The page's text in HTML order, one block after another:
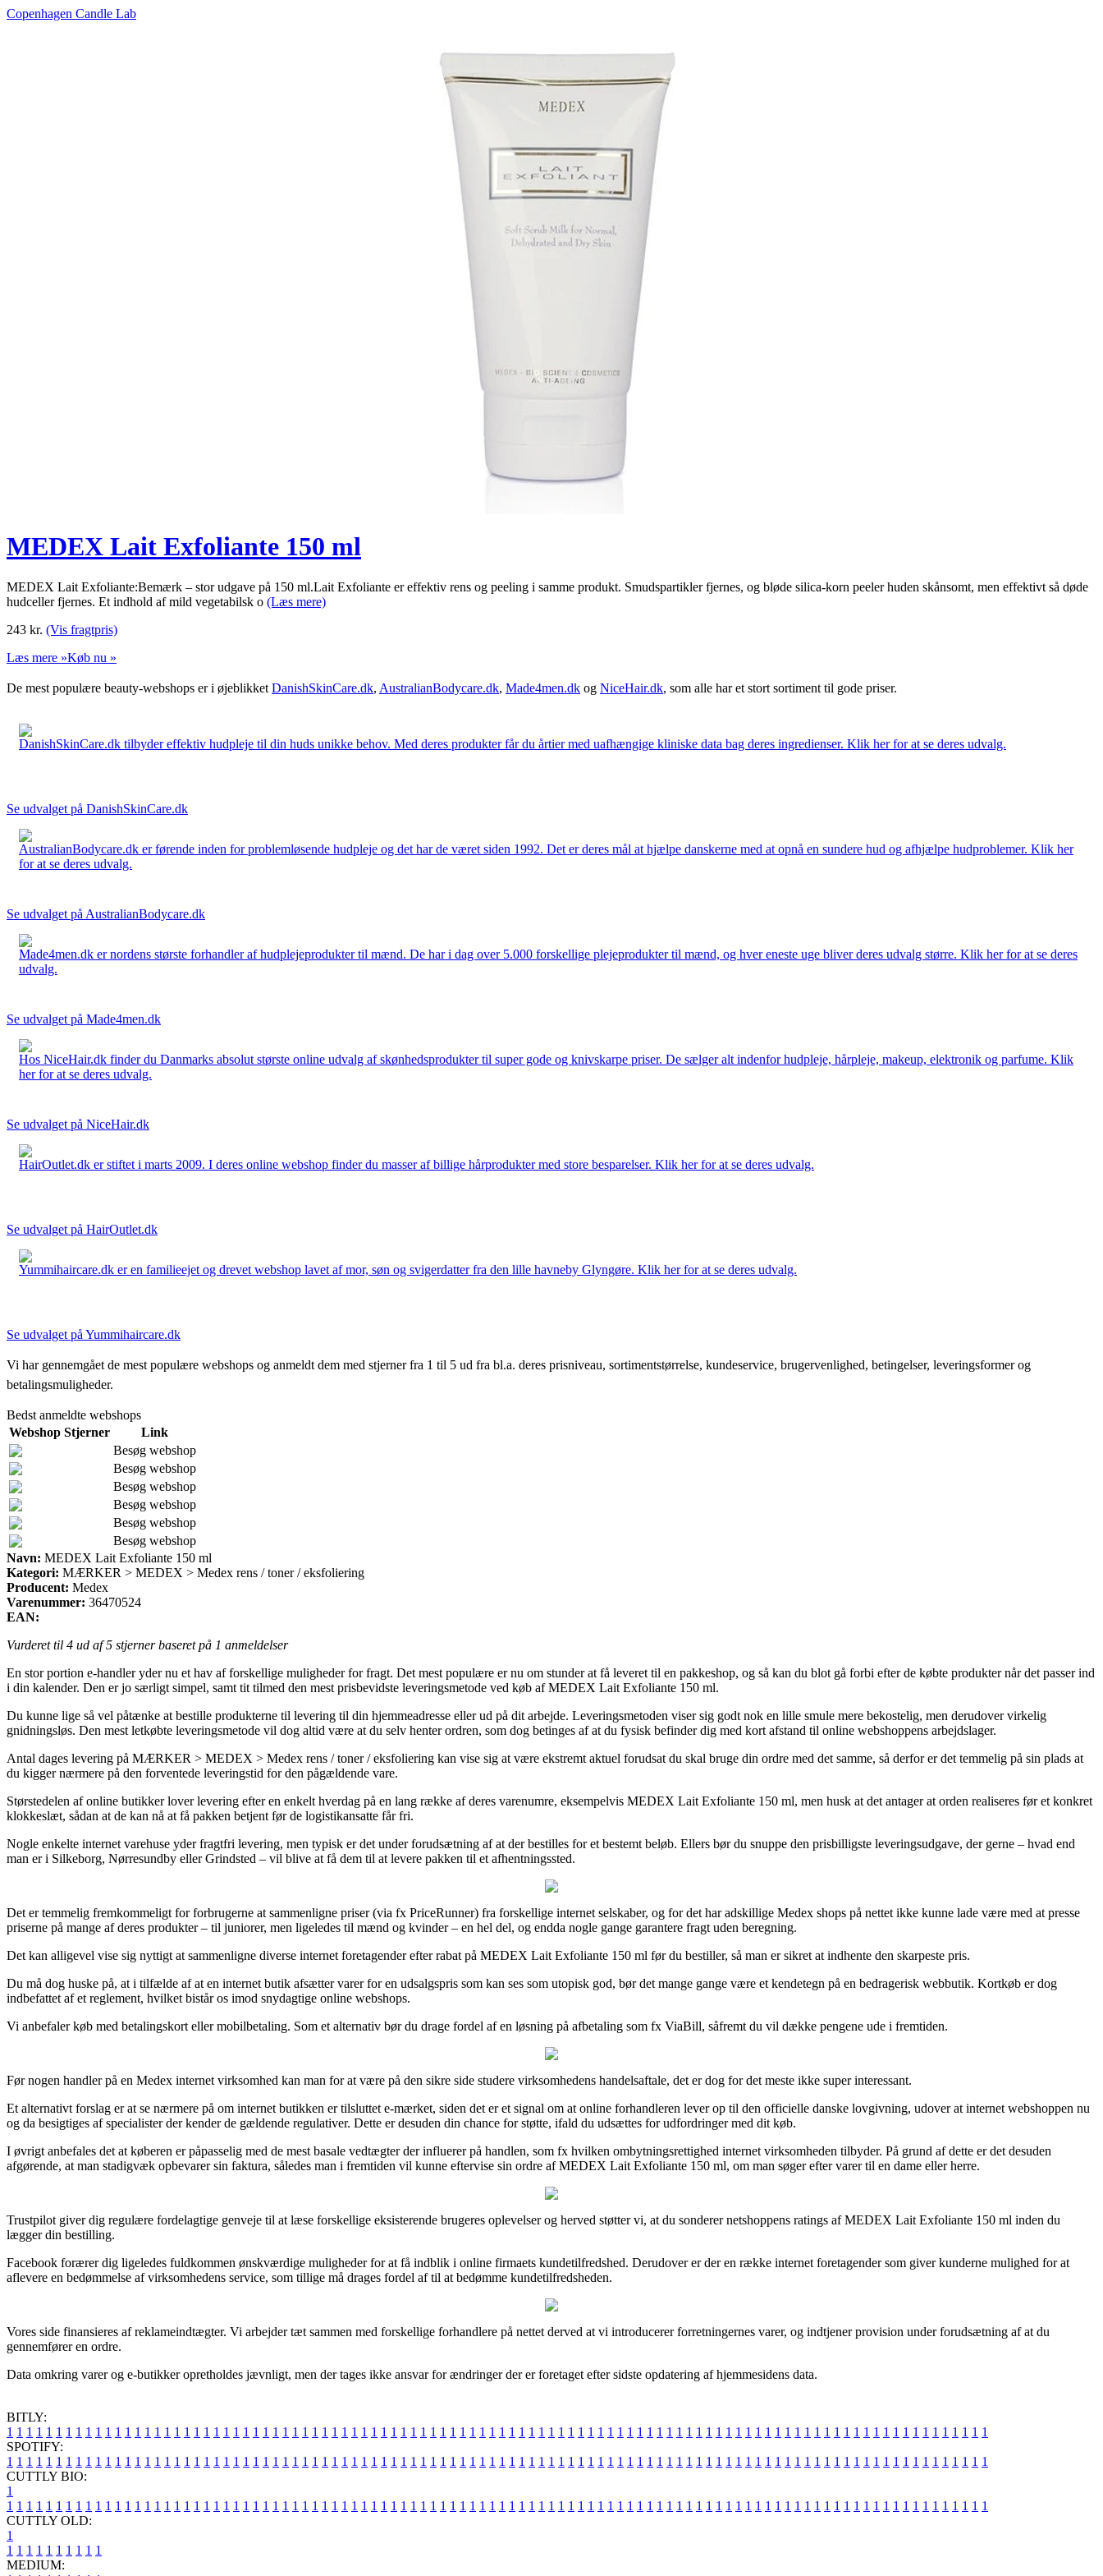
Copenhagen Candle Lab
MEDEX Lait Exfoliante 150 ml
MEDEX Lait Exfoliante:Bemærk – stor udgave på 150 ml.Lait Exfoliante er effektiv rens og peeling i samme produkt. Smudspartikler fjernes, og bløde silica-korn peeler huden skånsomt, men effektivt så døde
hudceller fjernes. Et indhold af mild vegetabilsk o (Læs mere)
243 kr. (Vis fragtpris)
Læs mere »Køb nu »
De mest populære beauty-webshops er i øjeblikket DanishSkinCare.dk, AustralianBodycare.dk, Made4men.dk og NiceHair.dk, som alle har et stort sortiment til gode priser.
DanishSkinCare.dk tilbyder effektiv hudpleje til din huds unikke behov. Med deres produkter får du årtier med uafhængige kliniske data bag deres ingredienser. Klik her for at se deres udvalg.
Se udvalget på DanishSkinCare.dk
AustralianBodycare.dk er førende inden for problemløsende hudpleje og det har de været siden 1992. Det er deres mål at hjælpe danskerne med at opnå en sundere hud og afhjælpe hudproblemer. Klik her
for at se deres udvalg.
Se udvalget på AustralianBodycare.dk
Made4men.dk er nordens største forhandler af hudplejeprodukter til mænd. De har i dag over 5.000 forskellige plejeprodukter til mænd, og hver eneste uge bliver deres udvalg større. Klik her for at se deres
udvalg.
Se udvalget på Made4men.dk
Hos NiceHair.dk finder du Danmarks absolut største online udvalg af skønhedsprodukter til super gode og knivskarpe priser. De sælger alt indenfor hudpleje, hårpleje, makeup, elektronik og parfume. Klik
her for at se deres udvalg.
Se udvalget på NiceHair.dk
HairOutlet.dk er stiftet i marts 2009. I deres online webshop finder du masser af billige hårprodukter med store besparelser. Klik her for at se deres udvalg.
Se udvalget på HairOutlet.dk
Yummihaircare.dk er en familieejet og drevet webshop lavet af mor, søn og svigerdatter fra den lille havneby Glyngøre. Klik her for at se deres udvalg.
Se udvalget på Yummihaircare.dk
Vi har gennemgået de mest populære webshops og anmeldt dem med stjerner fra 1 til 5 ud fra bl.a. deres prisniveau, sortimentstørrelse, kundeservice, brugervenlighed, betingelser, leveringsformer og
betalingsmuligheder.
Bedst anmeldte webshops
Webshop Stjerner
Link
Besøg webshop
Besøg webshop
Besøg webshop
Besøg webshop
Besøg webshop
Besøg webshop
Navn: MEDEX Lait Exfoliante 150 ml
Kategori: MÆRKER > MEDEX > Medex rens / toner / eksfoliering
Producent: Medex
Varenummer: 36470524
EAN:
Vurderet til 4 ud af 5 stjerner baseret på 1 anmeldelser
En stor portion e-handler yder nu et hav af forskellige muligheder for fragt. Det mest populære er nu om stunder at få leveret til en pakkeshop, og så kan du blot gå forbi efter de købte produkter når det passer ind
i din kalender. Den er jo særligt simpel, samt tit tilmed den mest prisbevidste leveringsmetode ved køb af MEDEX Lait Exfoliante 150 ml.
Du kunne lige så vel påtænke at bestille produkterne til levering til din hjemmeadresse eller ud på dit arbejde. Leveringsmetoden viser sig godt nok en lille smule mere bekostelig, men derudover virkelig
gnidningsløs. Den mest letkøbte leveringsmetode vil dog altid være at du selv henter ordren, som dog betinges af at du fysisk befinder dig med kort afstand til online webshoppens arbejdslager.
Antal dages levering på MÆRKER > MEDEX > Medex rens / toner / eksfoliering kan vise sig at være ekstremt aktuel forudsat du skal bruge din ordre med det samme, så derfor er det temmelig på sin plads at
du kigger nærmere på den forventede leveringstid for den pågældende vare.
Størstedelen af online butikker lover levering efter en enkelt hverdag på en lang række af deres varenumre, eksempelvis MEDEX Lait Exfoliante 150 ml, men husk at det antager at orden realiseres før et konkret
klokkeslæt, sådan at de kan nå at få pakken betjent før de logistikansatte får fri.
Nogle enkelte internet varehuse yder fragtfri levering, men typisk er det under forudsætning af at der bestilles for et bestemt beløb. Ellers bør du snuppe den prisbilligste leveringsudgave, der gerne – hvad end
man er i Silkeborg, Nørresundby eller Grindsted – vil blive at få dem til at levere pakken til et afhentningssted.
Det er temmelig fremkommeligt for forbrugerne at sammenligne priser (via fx PriceRunner) fra forskellige internet selskaber, og for det har adskillige Medex shops på nettet ikke kunne lade være med at presse
priserne på mange af deres produkter – til juniorer, men ligeledes til mænd og kvinder – en hel del, og endda nogle gange garantere fragt uden beregning.
Det kan alligevel vise sig nyttigt at sammenligne diverse internet foretagender efter rabat på MEDEX Lait Exfoliante 150 ml før du bestiller, så man er sikret at indhente den skarpeste pris.
Du må dog huske på, at i tilfælde af at en internet butik afsætter varer for en udsalgspris som kan ses som utopisk god, bør det mange gange være et kendetegn på en bedragerisk webbutik. Kortkøb er dog
indbefattet af et reglement, hvilket bistår os imod snydagtige online webshops.
Vi anbefaler køb med betalingskort eller mobilbetaling. Som et alternativ bør du drage fordel af en løsning på afbetaling som fx ViaBill, såfremt du vil dække pengene ude i fremtiden.
Før nogen handler på en Medex internet virksomhed kan man for at være på den sikre side studere virksomhedens handelsaftale, det er dog for det meste ikke super interessant.
Et alternativt forslag er at se nærmere på om internet butikken er tilsluttet e-mærket, siden det er et signal om at online forhandleren lever op til den officielle danske lovgivning, udover at internet webshoppen nu
og da besigtiges af specialister der kender de gældende regulativer. Dette er desuden din chance for støtte, ifald du udsættes for udfordringer med dit køb.
I øvrigt anbefales det at køberen er påpasselig med de mest basale vedtægter der influerer på handlen, som fx hvilken ombytningsrettighed internet virksomheden tilbyder. På grund af dette er det desuden
afgørende, at man stadigvæk opbevarer sin faktura, således man i fremtiden vil kunne eftervise sin ordre af MEDEX Lait Exfoliante 150 ml, om man søger efter varer til en dame eller herre.
Trustpilot giver dig regulære fordelagtige genveje til at læse forskellige eksisterende brugeres oplevelser og herved støtter vi, at du sonderer netshoppens ratings af MEDEX Lait Exfoliante 150 ml inden du
lægger din bestilling.
Facebook forærer dig ligeledes fuldkommen ønskværdige muligheder for at få indblik i online firmaets kundetilfredshed. Derudover er der en række internet foretagender som giver kunderne mulighed for at
aflevere en bedømmelse af virksomhedens service, som tillige må drages fordel af til at bedømme kundetilfredsheden.
Vores side finansieres af reklameindtægter. Vi arbejder tæt sammen med forskellige forhandlere på nettet derved at vi introducerer forretningernes varer, og indtjener provision under forudsætning af at du
gennemfører en ordre.
Data omkring varer og e-butikker opretholdes jævnligt, men der tages ikke ansvar for ændringer der er foretaget efter sidste opdatering af hjemmesidens data.
BITLY:
1 1 1 1 1 1 1 1 1 1 1 1 1 1 1 1 1 1 1 1 1 1 1 1 1 1 1 1 1 1 1 1 1 1 1 1 1 1 1 1 1 1 1 1 1 1 1 1 1 1 1 1 1 1 1 1 1 1 1 1 1 1 1 1 1 1 1 1 1 1 1 1 1 1 1 1 1 1 1 1 1 1 1 1 1 1 1 1 1 1 1 1 1 1 1 1 1 1 1 1
SPOTIFY:
1 1 1 1 1 1 1 1 1 1 1 1 1 1 1 1 1 1 1 1 1 1 1 1 1 1 1 1 1 1 1 1 1 1 1 1 1 1 1 1 1 1 1 1 1 1 1 1 1 1 1 1 1 1 1 1 1 1 1 1 1 1 1 1 1 1 1 1 1 1 1 1 1 1 1 1 1 1 1 1 1 1 1 1 1 1 1 1 1 1 1 1 1 1 1 1 1 1 1 1
CUTTLY BIO:
1
1 1 1 1 1 1 1 1 1 1 1 1 1 1 1 1 1 1 1 1 1 1 1 1 1 1 1 1 1 1 1 1 1 1 1 1 1 1 1 1 1 1 1 1 1 1 1 1 1 1 1 1 1 1 1 1 1 1 1 1 1 1 1 1 1 1 1 1 1 1 1 1 1 1 1 1 1 1 1 1 1 1 1 1 1 1 1 1 1 1 1 1 1 1 1 1 1 1 1 1
CUTTLY OLD:
1
1 1 1 1 1 1 1 1 1 1
MEDIUM: